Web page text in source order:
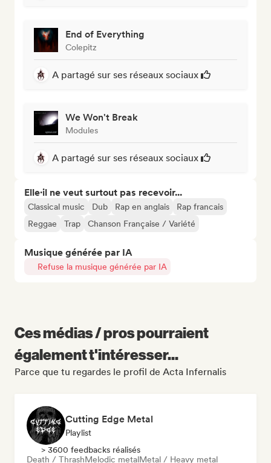
End of Everything
Colepitz
A partagé sur ses réseaux sociaux
We Won't Break
Modules
A partagé sur ses réseaux sociaux
Elle·il ne veut surtout pas recevoir...
Classical music Dub Rap en anglais
Rap francais
Reggae
Trap Chanson Française / Variété
Musique générée par IA
Refuse la musique générée par IA
Ces médias / pros pourraient
également t'intéresser...
Parce que tu regardes le profil de Acta Infernalis
Cutting Edge Metal
Playlist
> 3600 feedbacks réalisés
Death / ThrashMelodic metalMetal / Heavy metal